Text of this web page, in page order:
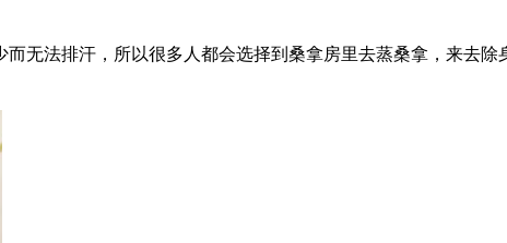
无法排汗，所以很多人都会选择到桑拿房里去蒸桑拿，来去